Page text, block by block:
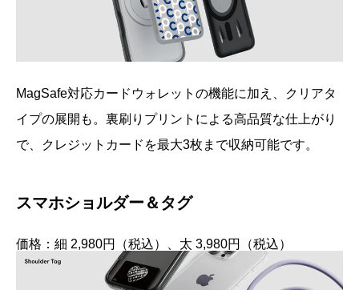
MagSafe対応カードウォレットの機能に加え、クリアタ
イプの展開も。裏刷りプリントによる高品質な仕上がり
で、クレジットカードを最大3枚まで収納可能です。
スマホショルダー＆タグ
価格：細 2,980円（税込）、太 3,980円（税込）